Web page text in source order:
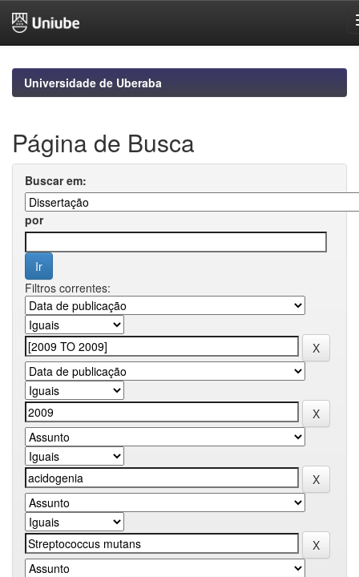
navigationUniversidade de Uberaba
Página de Busca
Buscar em:
por
Filtros correntes: